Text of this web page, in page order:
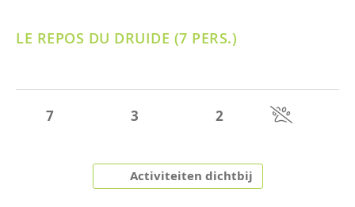
LE REPOS DU DRUIDE (7 PERS.)
7 3 2
Activiteiten dichtbij